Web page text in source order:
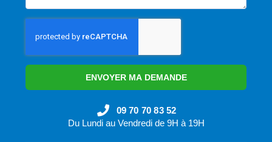
ENVOYER MA DEMANDE
09 70 70 83 52
Du Lundi au Vendredi de 9H à 19H